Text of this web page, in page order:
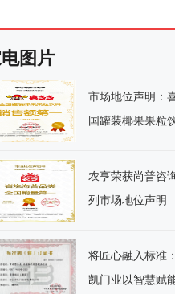
图片
市场地位声明：
国罐装椰果果粒
农亨荣获尚普咨
列市场地位声明
将匠心融入标准
凯门业以智慧赋